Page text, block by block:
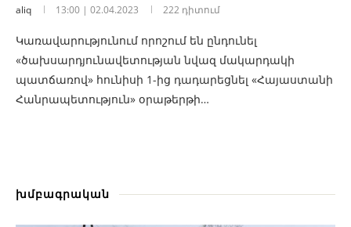
aliq 13:00 | 02.04.2023 222 դիտում
Կառավարությունում որոշում են ընդունել
«ծախսարդյունավետության նվազ մակարդակի
պատճառով» հունիսի 1-ից դադարեցնել «Հայաստանի
Հանրապետություն» օրաթերթի…
խմբագրական